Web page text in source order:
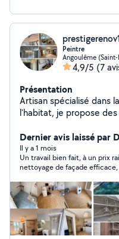
Peintre
Angoulême
4,9/5 (7
Présentation
Artisan spécialisé dans
l'habitat, je propose
intérieure (peinture,
façades * nettoyage
murs) * petits travaux et finitions Travail
et soigné, avec respect
simple. Intervention : Angoulême et alentours Devis
rapide et gratuit sur demande - plâtrerie *
plafonds * peinture *
de sol * faux plafond *
carrelage
Dernier avis laissé par
Il y a 1 mois
Un travail bien fait, à un prix
nettoyage de façade
petite équipe courtoise,
prévu"... sans coûts
xfois !!!